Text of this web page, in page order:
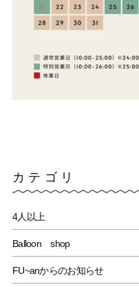
カテゴリ
4人以上
Balloon shop
FU~anからのお知らせ